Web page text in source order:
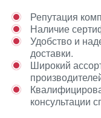
Репутация
Наличие
Удобство и
доставки.
Широкий
консультации